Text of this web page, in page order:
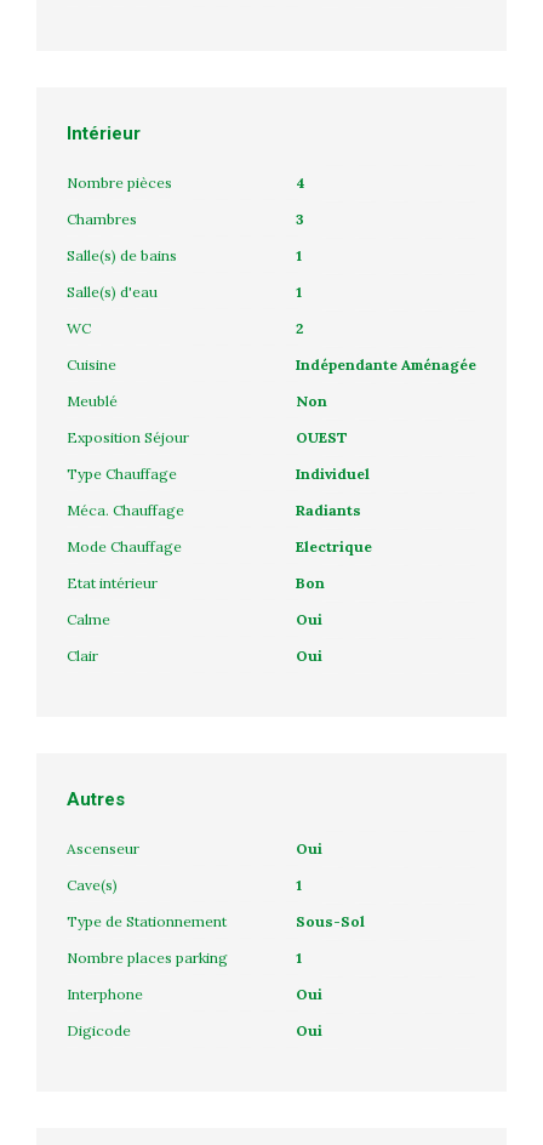
Intérieur
Nombre pièces
4
Chambres
3
Salle(s) de bains
1
Salle(s) d'eau
1
WC
2
Cuisine
Indépendante Aménagée
Meublé
Non
Exposition Séjour
OUEST
Type Chauffage
Individuel
Méca. Chauffage
Radiants
Mode Chauffage
Electrique
Etat intérieur
Bon
Calme
Oui
Clair
Oui
Autres
Ascenseur
Oui
Cave(s)
1
Type de Stationnement
Sous-Sol
Nombre places parking
1
Interphone
Oui
Digicode
Oui